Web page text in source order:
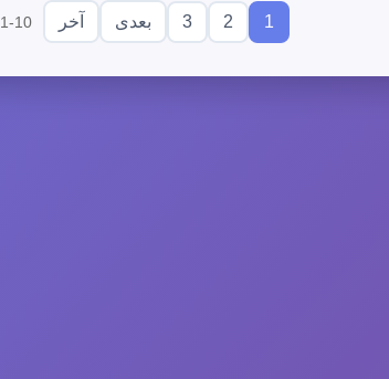
1
2
3 بعدی آخر 1-10 از 3426